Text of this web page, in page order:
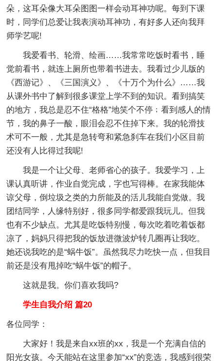
朵，这耳朵像大耳朵图图一样会动耳神功呢。每到下课
时，同学们总爱让我表演动耳神功，有好多人还向我拜
师学艺呢!
我爱看书、轮滑、绘画……我常常吃饭时看书，睡
觉前看书，就连上厕所也带着书进去。我看过少儿版的
《西游记》、《三国演义》、《十万个为什么》……我
从课外书中了解到很多课堂上学不到的知识。看到搞笑
的地方，我总是忍不住“格格”地笑个不停﹔看到感人的情
节，我的鼻子一酸，眼泪会忍不住掉下来。我的轮滑技
术可不一般，尤其是急转弯和紧急刹车在我们小区目前
还没有人比得过我呢!
我是一个让父母、老师省心的孩子。我爱学习，上
课认真听讲，作业自觉完成，字也写得棒。在家我能体
谅父母，倒垃圾之类的力所能及的活儿我能自觉做。我
团结同学，人缘特别好，很多同学都爱跟我玩儿。但我
也有不少缺点。尤其是吃饭特别慢，每次吃着吃着饭都
凉了，妈妈只得把我的饭放进微波炉转几圈再让我吃。
她还说我吃的是“蜗牛饭”。虽然我尽力吃快一点，但我目
前还是没有甩掉吃“蜗牛饭”的帽子。
这就是我。你们喜欢我吗?
学生自我介绍 篇20
各位同学：
大家好！我是来自xx班的xx，我是一个充满自信的
阳光女孩。今天能站在这里参加“xx”的竞选，我感到很荣